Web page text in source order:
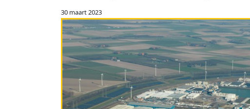
30 maart 2023